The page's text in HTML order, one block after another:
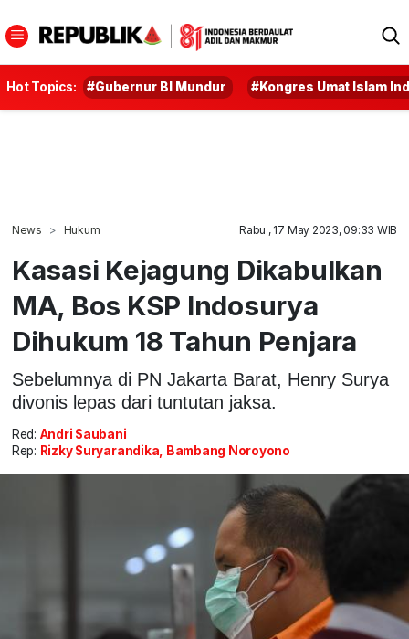
Hot Topics: #Gubernur BI Mundur #Kongres Umat Islam
News Hukum Rabu , 17 May 2023, 09:33 WIB
Kasasi Kejagung Dikabulkan
MA, Bos KSP Indosurya
Dihukum 18 Tahun Penjara
Sebelumnya di PN Jakarta Barat, Henry Surya
divonis lepas dari tuntutan jaksa.
Red: Andri Saubani
Rep: Rizky Suryarandika, Bambang Noroyono